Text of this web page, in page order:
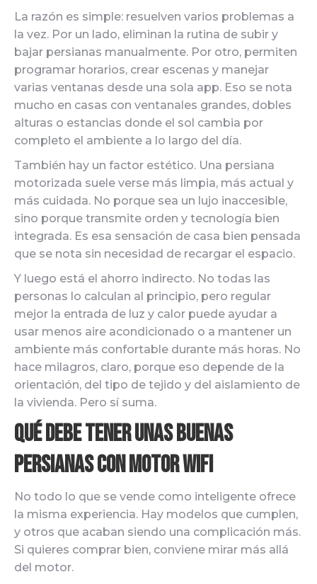
La razón es simple: resuelven varios problemas a
la vez. Por un lado, eliminan la rutina de subir y
bajar persianas manualmente. Por otro, permiten
programar horarios, crear escenas y manejar
varias ventanas desde una sola app. Eso se nota
mucho en casas con ventanales grandes, dobles
alturas o estancias donde el sol cambia por
completo el ambiente a lo largo del día.
También hay un factor estético. Una persiana
motorizada suele verse más limpia, más actual y
más cuidada. No porque sea un lujo inaccesible,
sino porque transmite orden y tecnología bien
integrada. Es esa sensación de casa bien pensada
que se nota sin necesidad de recargar el espacio.
Y luego está el ahorro indirecto. No todas las
personas lo calculan al principio, pero regular
mejor la entrada de luz y calor puede ayudar a
usar menos aire acondicionado o a mantener un
ambiente más confortable durante más horas. No
hace milagros, claro, porque eso depende de la
orientación, del tipo de tejido y del aislamiento de
la vivienda. Pero sí suma.
Qué debe tener unas buenas
persianas con motor wifi
No todo lo que se vende como inteligente ofrece
la misma experiencia. Hay modelos que cumplen,
y otros que acaban siendo una complicación más.
Si quieres comprar bien, conviene mirar más allá
del motor.